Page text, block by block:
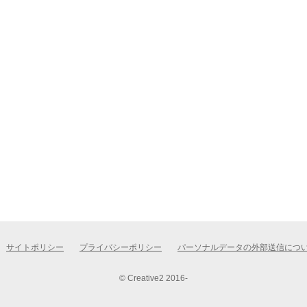
サイトポリシー プライバシーポリシー パーソナルデータの外部送信につ
© Creative2 2016-